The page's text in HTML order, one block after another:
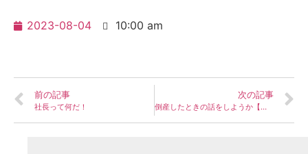
2023-08-04 10:00 am
前の記事
社長って何だ！
次の記事
倒産したときの話をしようか【書籍紹介】